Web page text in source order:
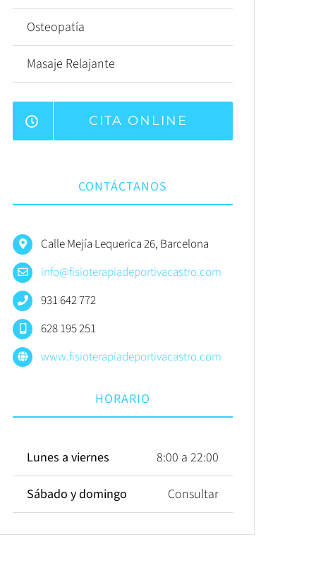
Osteopatía
Masaje Relajante
CITA ONLINE
CONTÁCTANOS
Calle Mejía Lequerica 26, Barcelona
info@fisioterapiadeportivacastro.com
931 642 772
628 195 251
www.fisioterapiadeportivacastro.com
HORARIO
Lunes a viernes 8:00 a 22:00
Sábado y domingo Consultar